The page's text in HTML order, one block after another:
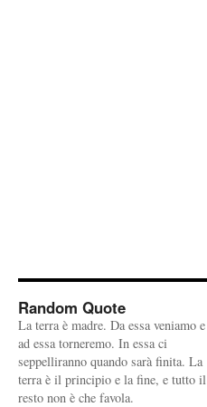
Random Quote
La terra è madre. Da essa veniamo e
ad essa torneremo. In essa ci
seppelliranno quando sarà finita. La
terra è il principio e la fine, e tutto il
resto non è che favola.